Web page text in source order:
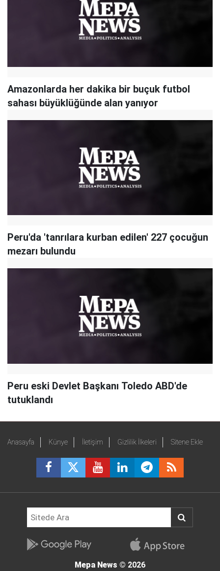
Amazonlarda her dakika bir buçuk futbol
sahası büyüklüğünde alan yanıyor
Peru'da 'tanrılara kurban edilen' 227 çocuğun
mezarı bulundu
Peru eski Devlet Başkanı Toledo ABD'de
tutuklandı
Anasayfa Künye İletişim Gizlilik İlkeleri Sitene Ekle
Mepa News © 2026